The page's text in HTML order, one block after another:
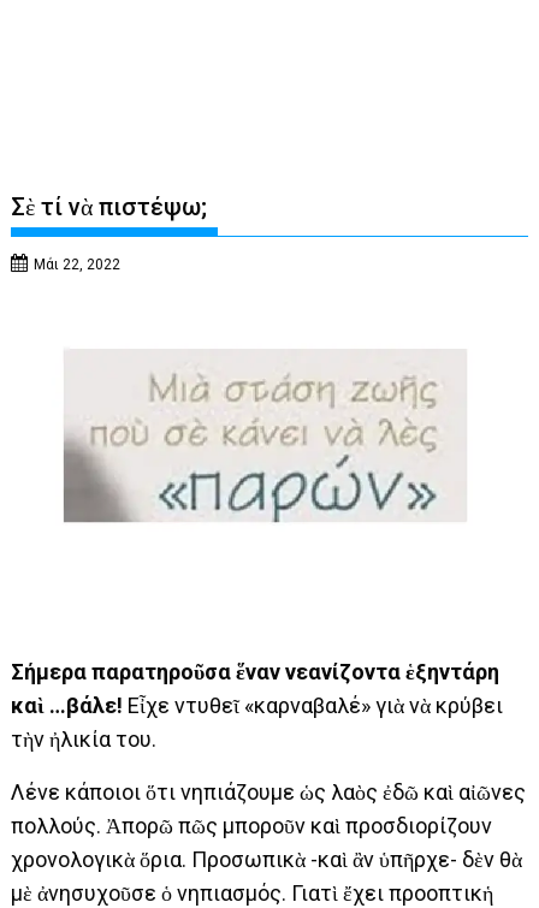
Σὲ τί νὰ πιστέψω;
Μάι 22, 2022
Σήµερα παρατηροῦσα ἕναν νεανίζοντα ἑξηντάρη
καὶ …βάλε! Eἶχε ντυθεῖ «καρναβαλέ» γιὰ νὰ κρύβει
τὴν ἠλικία του.
Λένε κάποιοι ὅτι νηπιάζουµε ὡς λαὸς ἐδῶ καὶ αἰῶνες
πολλούς. Ἀπορῶ πῶς μποροῦν καὶ προσδιορίζουν
χρονολογικὰ ὅρια. Προσωπικὰ -καὶ ἂν ὑπῆρχε- δὲν θὰ
μὲ ἀνησυχοῦσε ὁ νηπιασµός. Γιατὶ ἔχει προοπτικἡ